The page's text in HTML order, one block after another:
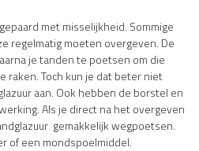
met misselijkheid. Sommige
regelmatig moeten overgeven. De
je tanden te poetsen om die
raken. Toch kun je dat beter niet
aan. Ook hebben de borstel en
Als je direct na het overgeven
gemakkelijk wegpoetsen.
of een mondspoelmiddel.